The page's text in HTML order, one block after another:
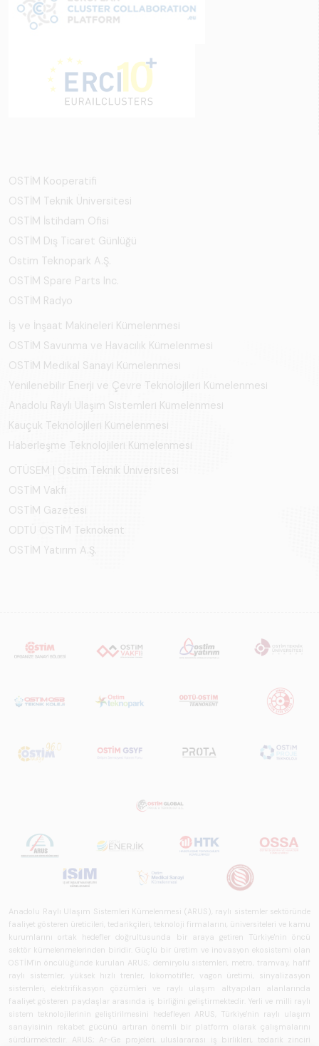
OSTİM Kooperatifi
OSTİM Teknik Üniversitesi
OSTİM İstihdam Ofisi
OSTİM Dış Ticaret Günlüğü
Ostim Teknopark A.Ş.
OSTİM Spare Parts Inc.
OSTİM Radyo
İş ve İnşaat Makineleri Kümelenmesi
OSTİM Savunma ve Havacılık Kümelenmesi
OSTİM Medikal Sanayi Kümelenmesi
Yenilenebilir Enerji ve Çevre Teknolojileri Kümelenmesi
Anadolu Raylı Ulaşım Sistemleri Kümelenmesi
Kauçuk Teknolojileri Kümelenmesi
Haberleşme Teknolojileri Kümelenmesi
OTÜSEM | Ostim Teknik Üniversitesi
OSTİM Vakfı
OSTİM Gazetesi
ODTÜ OSTİM Teknokent
OSTİM Yatırım A.Ş.
Anadolu Raylı Ulaşım Sistemleri Kümelenmesi (ARUS), raylı sistemler sektöründe
faaliyet gösteren üreticileri, tedarikçileri, teknoloji firmalarını, üniversiteleri ve kamu
kurumlarını ortak hedefler doğrultusunda bir araya getiren Türkiye'nin öncü
sektör kümelenmelerinden biridir. Güçlü bir üretim ve inovasyon ekosistemi olan
OSTİM'in öncülüğünde kurulan ARUS; demiryolu sistemleri, metro, tramvay, hafif
raylı sistemler, yüksek hızlı trenler, lokomotifler, vagon üretimi, sinyalizasyon
sistemleri, elektrifikasyon çözümleri ve raylı ulaşım altyapıları alanlarında
faaliyet gösteren paydaşlar arasında iş birliğini geliştirmektedir. Yerli ve milli raylı
sistem teknolojilerinin geliştirilmesini hedefleyen ARUS, Türkiye'nin raylı ulaşım
sanayisinin rekabet gücünü artıran önemli bir platform olarak çalışmalarını
sürdürmektedir. ARUS; Ar-Ge projeleri, uluslararası iş birlikleri, tedarik zinciri